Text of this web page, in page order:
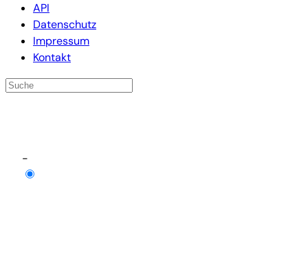
API
Datenschutz
Impressum
Kontakt
-